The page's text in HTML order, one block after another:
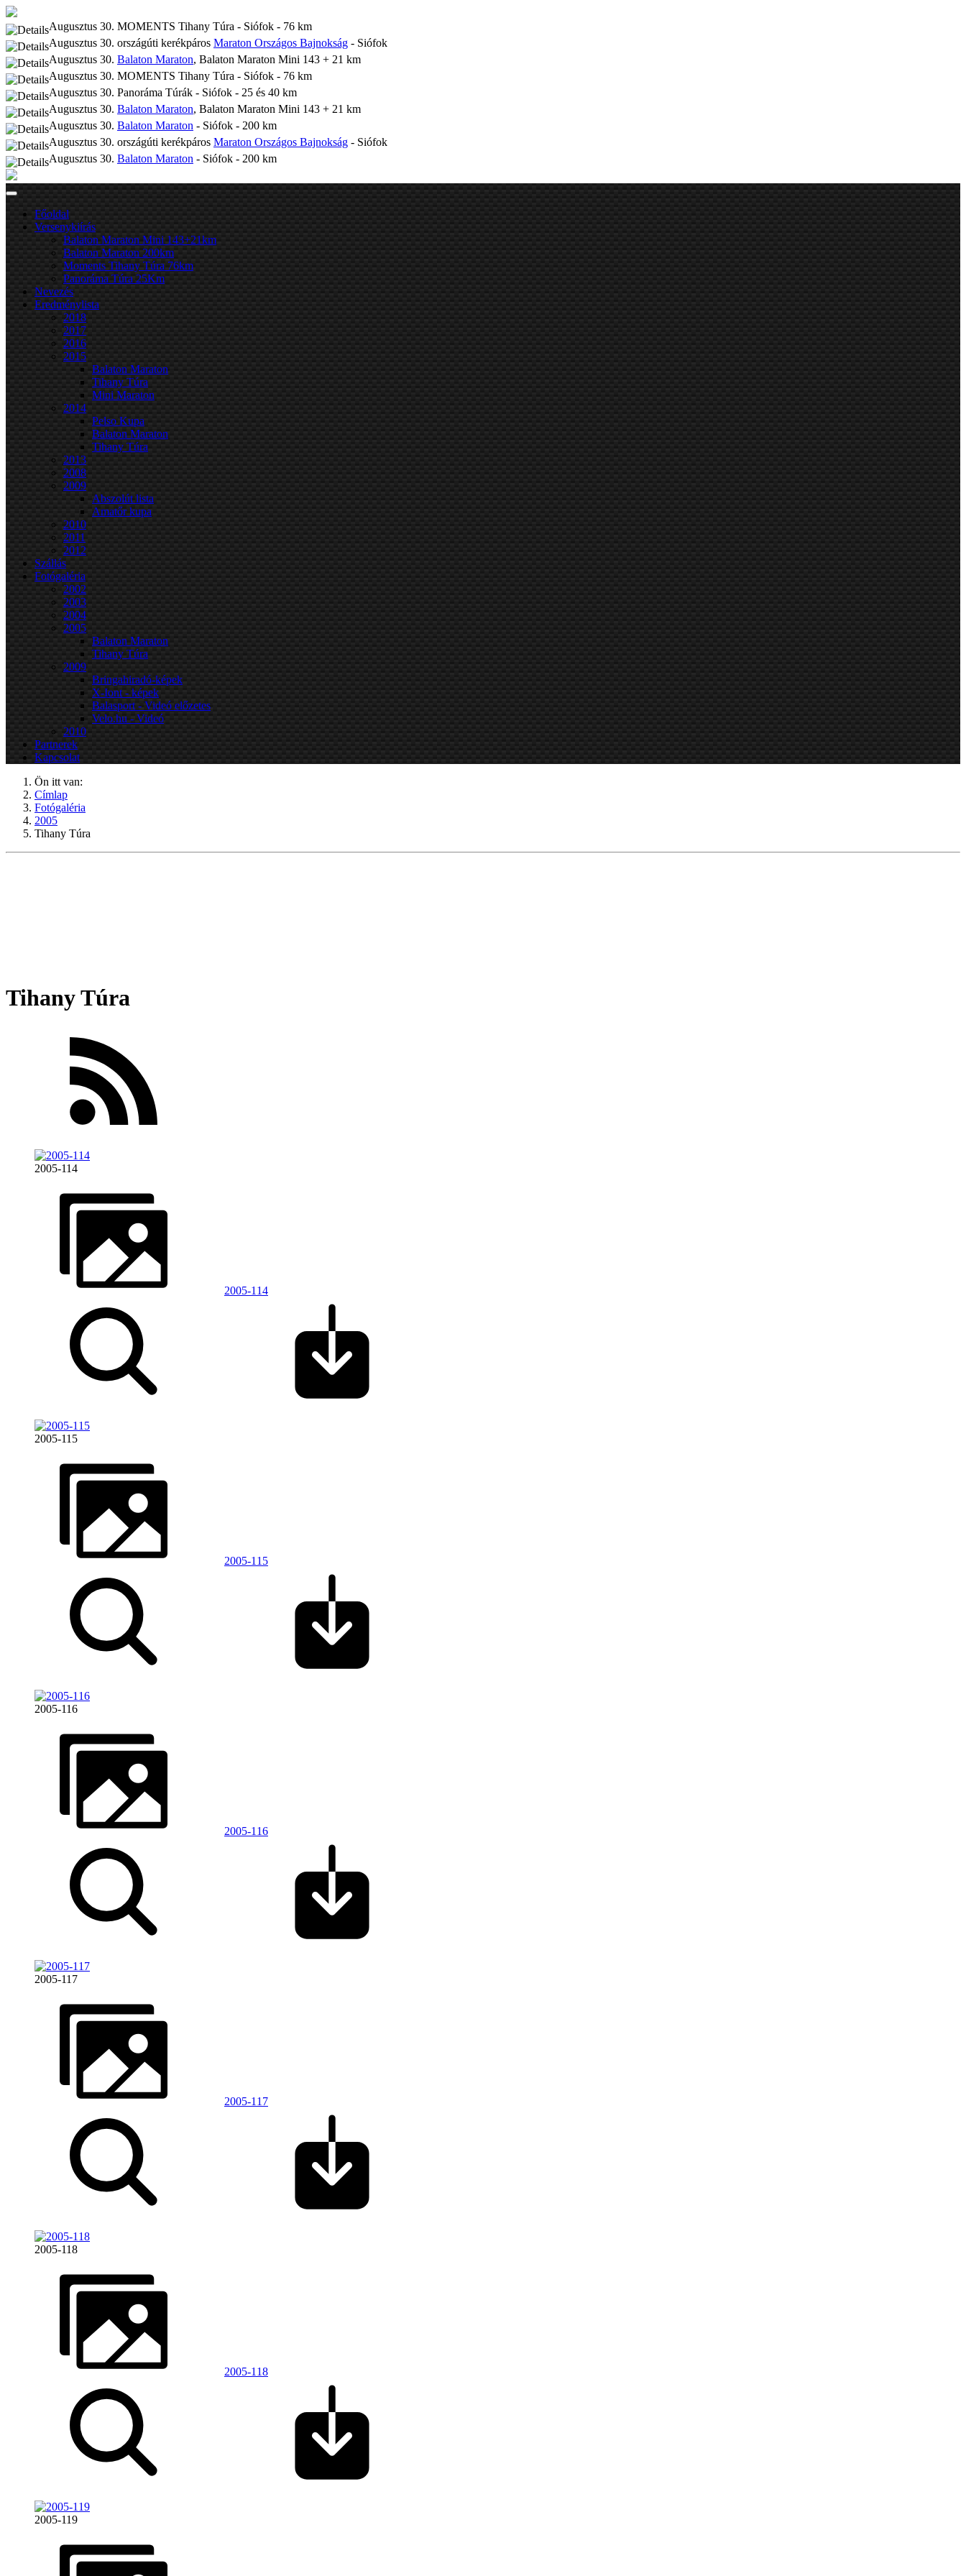
Augusztus 30. MOMENTS Tihany Túra - Siófok - 76 km
Augusztus 30. országúti kerékpáros Maraton Országos Bajnokság - Siófok
Augusztus 30. Balaton Maraton, Balaton Maraton Mini 143 + 21 km
Augusztus 30. MOMENTS Tihany Túra - Siófok - 76 km
Augusztus 30. Panoráma Túrák - Siófok - 25 és 40 km
Augusztus 30. Balaton Maraton, Balaton Maraton Mini 143 + 21 km
Augusztus 30. Balaton Maraton - Siófok - 200 km
Augusztus 30. országúti kerékpáros Maraton Országos Bajnokság - Siófok
Augusztus 30. Balaton Maraton - Siófok - 200 km
Főoldal
Versenykiírás
Balaton Maraton Mini 143+21km
Balaton Maraton 200km
Moments Tihany Túra 76km
Panoráma Túra 25Km
Nevezés
Eredménylista
2018
2017
2016
2015
Balaton Maraton
Tihany Túra
Mini Maraton
2014
Pelso Kupa
Balaton Maraton
Tihany Túra
2013
2008
2009
Abszolút lista
Amatőr kupa
2010
2011
2012
Szállás
Fotógaléria
2002
2003
2004
2005
Balaton Maraton
Tihany Túra
2009
Bringahiradó-képek
X-Iont - képek
Balasport - Videó előzetes
Velo.hu - Videó
2010
Partnerek
Kapcsolat
Ön itt van:
Címlap
Fotógaléria
2005
Tihany Túra
Tihany Túra
2005-114
2005-114
2005-115
2005-115
2005-116
2005-116
2005-117
2005-117
2005-118
2005-118
2005-119